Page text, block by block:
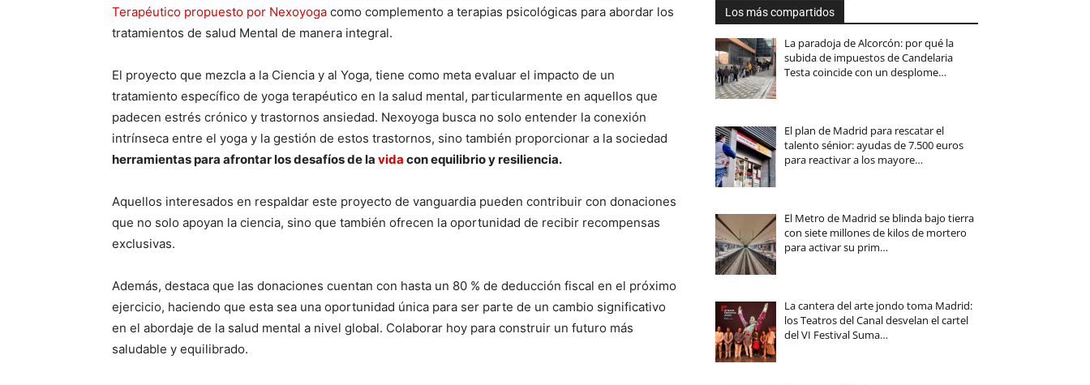
Terapéutico propuesto por Nexoyoga como complemento a terapias psicológicas para abordar los
tratamientos de salud Mental de manera integral.
El proyecto que mezcla a la Ciencia y al Yoga, tiene como meta evaluar el impacto de un
tratamiento específico de yoga terapéutico en la salud mental, particularmente en aquellos que
padecen estrés crónico y trastornos ansiedad. Nexoyoga busca no solo entender la conexión
intrínseca entre el yoga y la gestión de estos trastornos, sino también proporcionar a la sociedad
herramientas para afrontar los desafíos de la vida con equilibrio y resiliencia.
Aquellos interesados en respaldar este proyecto de vanguardia pueden contribuir con donaciones
que no solo apoyan la ciencia, sino que también ofrecen la oportunidad de recibir recompensas
exclusivas.
Además, destaca que las donaciones cuentan con hasta un 80 % de deducción fiscal en el próximo
ejercicio, haciendo que esta sea una oportunidad única para ser parte de un cambio significativo
en el abordaje de la salud mental a nivel global. Colaborar hoy para construir un futuro más
saludable y equilibrado.
Los más compartidos
La paradoja de Alcorcón: por qué la
subida de impuestos de Candelaria
Testa coincide con un desplome…
El plan de Madrid para rescatar el
talento sénior: ayudas de 7.500 euros
para reactivar a los mayore…
El Metro de Madrid se blinda bajo tierra
con siete millones de kilos de mortero
para activar su prim…
La cantera del arte jondo toma Madrid:
los Teatros del Canal desvelan el cartel
del VI Festival Suma…